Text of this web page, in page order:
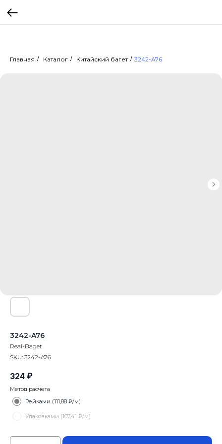
Главная / Каталог / Китайский багет / 3242-A76
3242-A76
Real-Baget
SKU: 3242-A76
324 ₽
Метод расчета
Рейками (111,88 ₽/м)
Упаковками (107,41 ₽/м)